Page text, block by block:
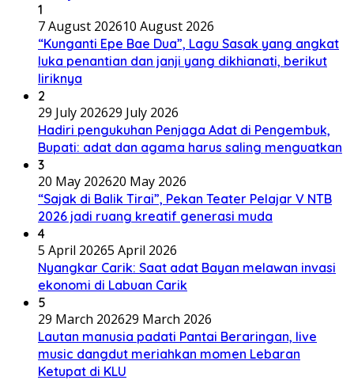
1
7 August 202610 August 2026
“Kunganti Epe Bae Dua”, Lagu Sasak yang angkat
luka penantian dan janji yang dikhianati, berikut
liriknya
2
29 July 202629 July 2026
Hadiri pengukuhan Penjaga Adat di Pengembuk,
Bupati: adat dan agama harus saling menguatkan
3
20 May 202620 May 2026
“Sajak di Balik Tirai”, Pekan Teater Pelajar V NTB
2026 jadi ruang kreatif generasi muda
4
5 April 20265 April 2026
Nyangkar Carik: Saat adat Bayan melawan invasi
ekonomi di Labuan Carik
5
29 March 202629 March 2026
Lautan manusia padati Pantai Beraringan, live
music dangdut meriahkan momen Lebaran
Ketupat di KLU